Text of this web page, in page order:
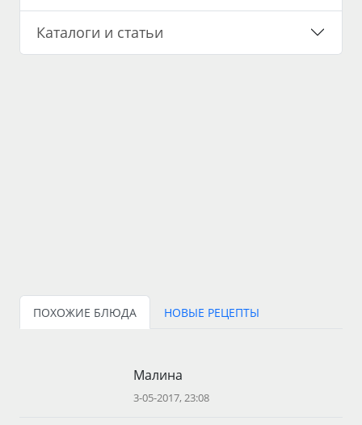
Каталоги и статьи
ПОХОЖИЕ БЛЮДА НОВЫЕ РЕЦЕПТЫ
Малина
3-05-2017, 23:08